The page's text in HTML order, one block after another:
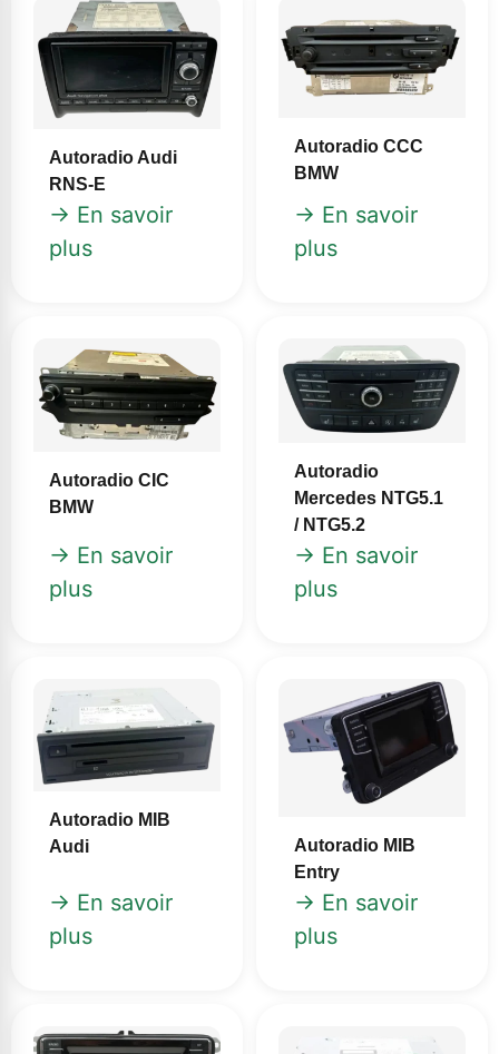
Autoradio Audi
RNS-E
→ En savoir
plus
Autoradio CCC
BMW
→ En savoir
plus
Autoradio CIC
BMW
→ En savoir
plus
Autoradio
Mercedes NTG5.1
/ NTG5.2
→ En savoir
plus
Autoradio MIB
Audi
→ En savoir
plus
Autoradio MIB
Entry
→ En savoir
plus